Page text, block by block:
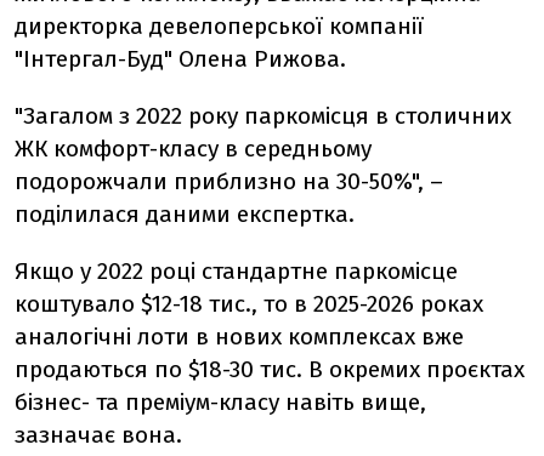
директорка девелоперської компанії
"Інтергал-Буд" Олена Рижова.
"Загалом з 2022 року паркомісця в столичних
ЖК комфорт-класу в середньому
подорожчали приблизно на 30-50%", –
поділилася даними експертка.
Якщо у 2022 році стандартне паркомісце
коштувало $12-18 тис., то в 2025-2026 роках
аналогічні лоти в нових комплексах вже
продаються по $18-30 тис. В окремих проєктах
бізнес- та преміум-класу навіть вище,
зазначає вона.